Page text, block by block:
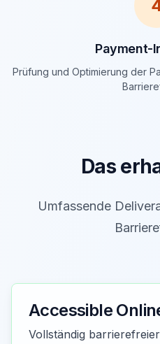
Payment-
Prüfung und Optimierung der
Das
Umfassende
Accessible
Vollständig